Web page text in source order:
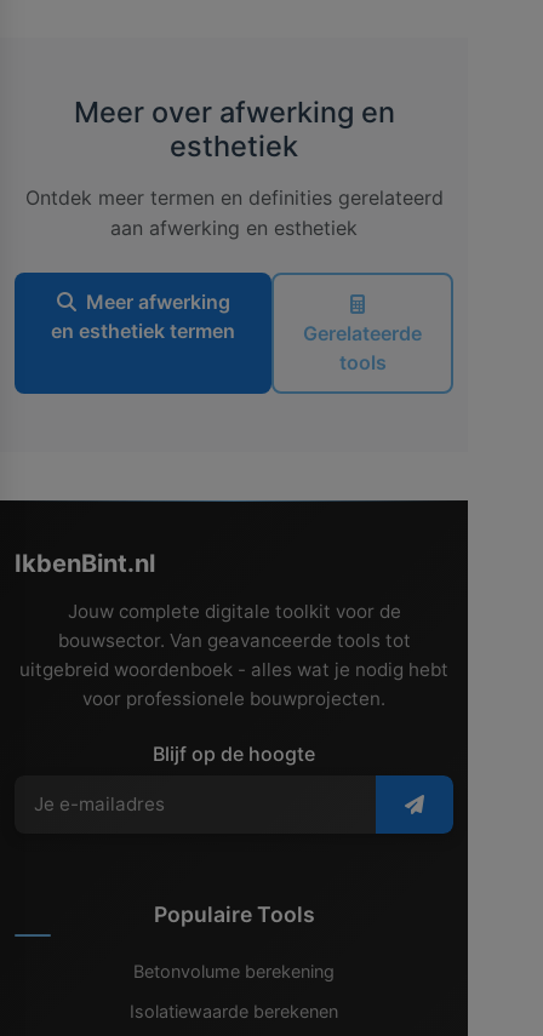
Meer over afwerking en
esthetiek
Ontdek meer termen en definities gerelateerd
aan afwerking en esthetiek
Meer afwerking
en esthetiek termen
Gerelateerde
tools
IkbenBint.nl
Jouw complete digitale toolkit voor de
bouwsector. Van geavanceerde tools tot
uitgebreid woordenboek - alles wat je nodig hebt
voor professionele bouwprojecten.
Blijf op de hoogte
Populaire Tools
Betonvolume berekening
Isolatiewaarde berekenen